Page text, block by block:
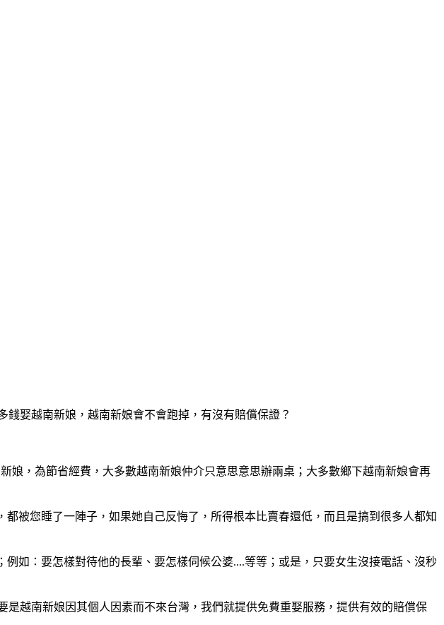
錢娶越南新娘，越南新娘會不會跑掉，有沒有賠償保證？
，為節省經費，大多數越南新娘仲介只意思意思辦兩桌；大多數鄉下越南新娘會再
被您睡了一陣子，如果她自己反悔了，所得根本比賣春還低，而且是搞到很多人都知
如：要怎樣對待他的長輩、要怎樣伺候公婆....等等；或是，只要女生沒接電話、沒秒
越南新娘因其個人因素而不來台灣，我們就提供免費重娶服務，提供有效的賠償保